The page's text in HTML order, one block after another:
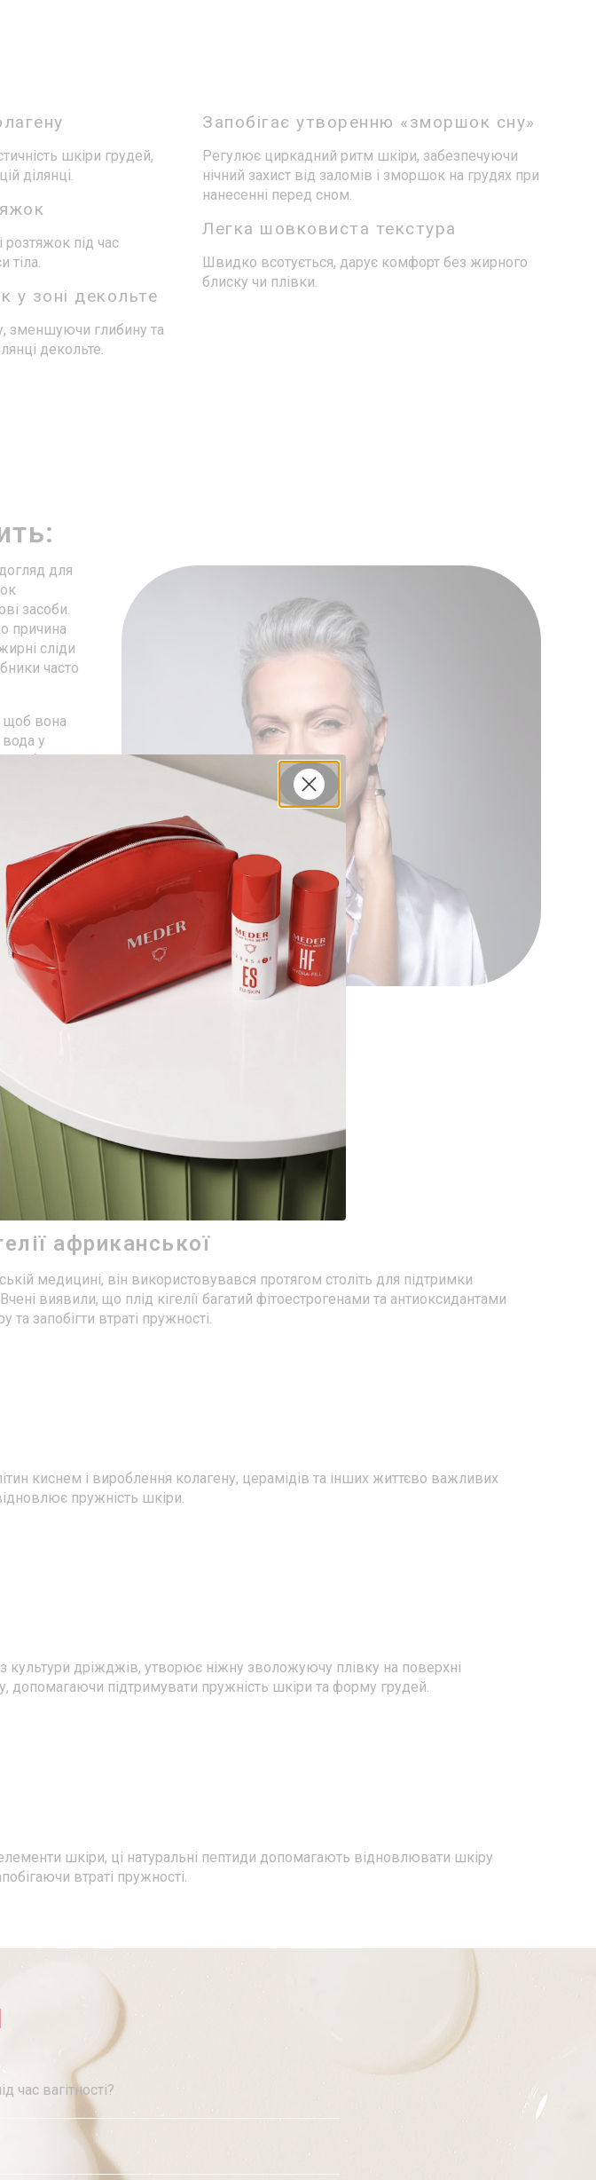
шкіри грудей,
ділянці.
розтяжок під час
тіла.
у зоні декольте
зменшуючи глибину та
декольте.
Запобігає утворенню «зморшок сну»
Регулює циркадний ритм шкіри, забезпечуючи
нічний захист від заломів і зморшок на грудях при
нанесенні перед сном.
Легка шовковиста текстура
Швидко всотується, дарує комфорт без жирного
блиску чи плівки.
для
засоби.
причина
сліди
часто
щоб вона
у
грудей
з бобів
та
дня.
від такого
африканської
медицині, він використовувався протягом століть для підтримки
виявили, що плід кігелії багатий фітоестрогенами та антиоксидантами
запобігти втраті пружності.
киснем і вироблення колагену, церамідів та інших життєво важливих
пружність шкіри.
культури дріжджів, утворює ніжну зволожуючу плівку на поверхні
допомагаючи підтримувати пружність шкіри та форму грудей.
шкіри, ці натуральні пептиди допомагають відновлювати шкіру
втраті пружності.
вагітності?